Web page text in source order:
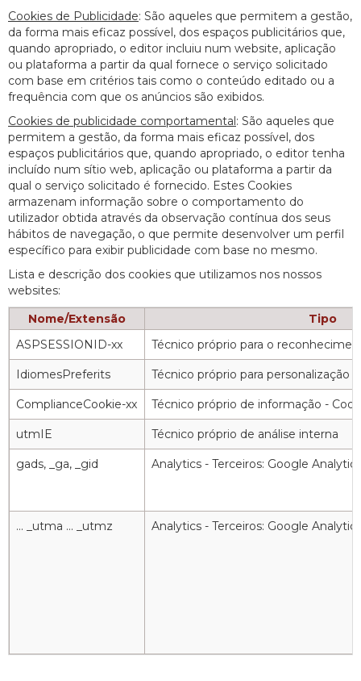
Cookies de Publicidade: São aqueles que permitem a gestão,
da forma mais eficaz possível, dos espaços publicitários que,
quando apropriado, o editor incluiu num website, aplicação
ou plataforma a partir da qual fornece o serviço solicitado
com base em critérios tais como o conteúdo editado ou a
frequência com que os anúncios são exibidos.
Cookies de publicidade comportamental: São aqueles que
permitem a gestão, da forma mais eficaz possível, dos
espaços publicitários que, quando apropriado, o editor tenha
incluído num sítio web, aplicação ou plataforma a partir da
qual o serviço solicitado é fornecido. Estes Cookies
armazenam informação sobre o comportamento do
utilizador obtida através da observação contínua dos seus
hábitos de navegação, o que permite desenvolver um perfil
específico para exibir publicidade com base no mesmo.
Lista e descrição dos cookies que utilizamos nos nossos
websites:
Nome/Extensão
Tipo
ASPSESSIONID-xx
Técnico próprio para o
IdiomesPreferits Técnico próprio para personalização
ComplianceCookie-xx Técnico próprio de informação -
utmIE Técnico próprio de análise interna
gads, _ga, _gid Analytics - Terceiros: Google
... _utma ... _utmz Analytics - Terceiros: Google